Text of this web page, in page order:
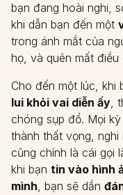
bạn đang hoài nghi,
khi dẫn bạn đến một
trong ánh mắt của
họ, và quên mất điều
Cho đến một lúc, khi
lui khỏi vai diễn ấy,
chóng sụp đổ. Mọi
thành thất vọng,
cũng chính là cái gọi
khi bạn tin vào hình
mình, bạn sẽ dần